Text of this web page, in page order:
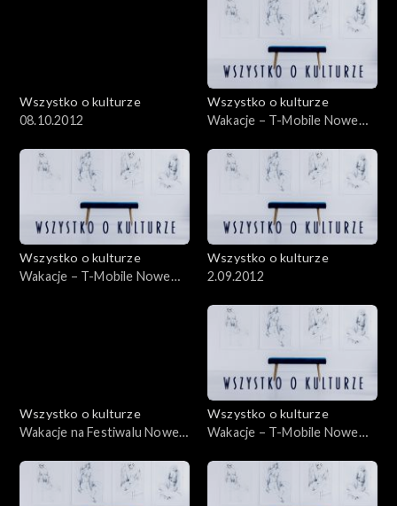
Wszystko o kulturze
08.10.2012
Wszystko o kulturze
Wakacje – T-Mobile Nowe
Wszystko o kulturze
Wakacje – T-Mobile Nowe
Wszystko o kulturze
2.09.2012
Wszystko o kulturze
Wakacje na Festiwalu Nowe
Wszystko o kulturze
Wakacje – T-Mobile Nowe